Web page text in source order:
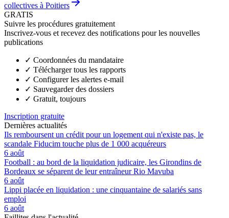
collectives à Poitiers
GRATIS
Suivre les procédures gratuitement
Inscrivez-vous et recevez des notifications pour les nouvelles
publications
✓ Coordonnées du mandataire
✓ Télécharger tous les rapports
✓ Configurer les alertes e-mail
✓ Sauvegarder des dossiers
✓ Gratuit, toujours
Inscription gratuite
Dernières actualités
Ils remboursent un crédit pour un logement qui n'existe pas, le
scandale Fiducim touche plus de 1 000 acquéreurs
6 août
Football : au bord de la liquidation judicaire, les Girondins de
Bordeaux se séparent de leur entraîneur Rio Mavuba
6 août
Lippi placée en liquidation : une cinquantaine de salariés sans
emploi
6 août